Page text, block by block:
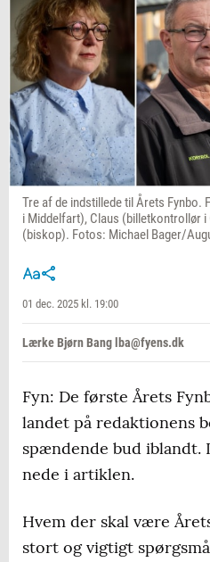
Tre af de indstillede til Årets Fynbo.
i Middelfart), Claus (billetkontrollør i
(biskop). Fotos: Michael Bager/
01 dec. 2025 kl. 19:00
Lærke Bjørn Bang lba@fyens.dk
Fyn: De første Årets
landet på redaktionens
spændende bud iblandt.
nede i artiklen.
Hvem der skal være
stort og vigtigt